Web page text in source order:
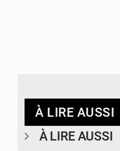
À LIRE AUSSI
À LIRE AUSSI